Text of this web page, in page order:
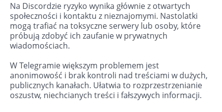
Na Discordzie ryzyko wynika głównie z otwartych
społeczności i kontaktu z nieznajomymi. Nastolatki
mogą trafiać na toksyczne serwery lub osoby, które
próbują zdobyć ich zaufanie w prywatnych
wiadomościach.
W Telegramie większym problemem jest
anonimowość i brak kontroli nad treściami w dużych,
publicznych kanałach. Ułatwia to rozprzestrzenianie
oszustw, niechcianych treści i fałszywych informacji.